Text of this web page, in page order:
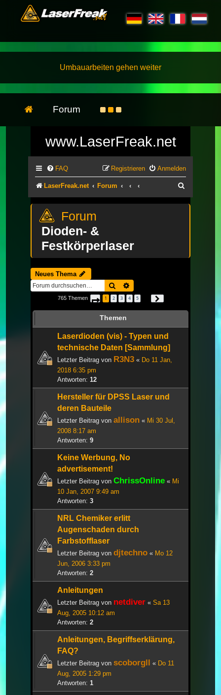
Umbauarbeiten gehen weiter
Forum
www.LaserFreak.net
FAQ Anmelden
Registrieren
LaserFreak.net Forum
Dioden- &
Festkörperlaser
Neues Thema
Suche
765 Themen Seite 1von 26
1 2 3 4 5
Themen
Laserdioden (vis) - Typen und
technische Daten [Sammlung]
Letzter Beitrag von R3N3 « Do 11 Jan,
2018 6:35 pm
Antworten: 12
Hersteller für DPSS Laser und
deren Bauteile
Letzter Beitrag von allison « Mi 30 Jul,
2008 8:17 am
Antworten: 9
Keine Werbung, No
advertisement!
Letzter Beitrag von ChrissOnline « Mi
10 Jan, 2007 9:49 am
Antworten: 3
NRL Chemiker erlitt
Augenschaden durch
Farbstofflaser
Letzter Beitrag von djtechno « Mo 12
Jun, 2006 3:33 pm
Antworten: 2
Anleitungen
Letzter Beitrag von netdiver « Sa 13
Aug, 2005 10:12 am
Antworten: 2
Anleitungen, Begriffserklärung,
FAQ?
Letzter Beitrag von scoborgll « Do 11
Aug, 2005 1:29 pm
Antworten: 1